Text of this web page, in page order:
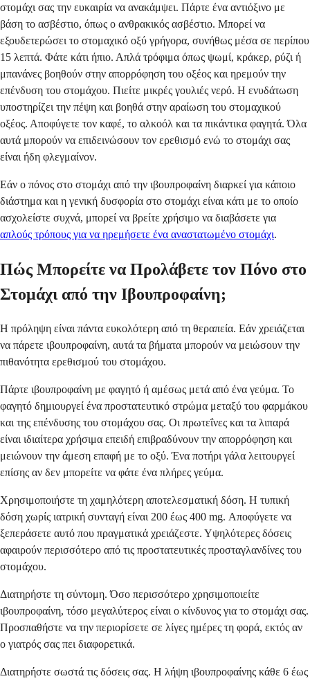
στομάχι σας την ευκαιρία να ανακάμψει. Πάρτε ένα αντιόξινο με
βάση το ασβέστιο, όπως ο ανθρακικός ασβέστιο. Μπορεί να
εξουδετερώσει το στομαχικό οξύ γρήγορα, συνήθως μέσα σε περίπου
15 λεπτά. Φάτε κάτι ήπιο. Απλά τρόφιμα όπως ψωμί, κράκερ, ρύζι ή
μπανάνες βοηθούν στην απορρόφηση του οξέος και ηρεμούν την
επένδυση του στομάχου. Πιείτε μικρές γουλιές νερό. Η ενυδάτωση
υποστηρίζει την πέψη και βοηθά στην αραίωση του στομαχικού
οξέος. Αποφύγετε τον καφέ, το αλκοόλ και τα πικάντικα φαγητά. Όλα
αυτά μπορούν να επιδεινώσουν τον ερεθισμό ενώ το στομάχι σας
είναι ήδη φλεγμαίνον.
Εάν ο πόνος στο στομάχι από την ιβουπροφαίνη διαρκεί για κάποιο
διάστημα και η γενική δυσφορία στο στομάχι είναι κάτι με το οποίο
ασχολείστε συχνά, μπορεί να βρείτε χρήσιμο να διαβάσετε για
απλούς τρόπους για να ηρεμήσετε ένα αναστατωμένο στομάχι.
Πώς Μπορείτε να Προλάβετε τον Πόνο στο
Στομάχι από την Ιβουπροφαίνη;
Η πρόληψη είναι πάντα ευκολότερη από τη θεραπεία. Εάν χρειάζεται
να πάρετε ιβουπροφαίνη, αυτά τα βήματα μπορούν να μειώσουν την
πιθανότητα ερεθισμού του στομάχου.
Πάρτε ιβουπροφαίνη με φαγητό ή αμέσως μετά από ένα γεύμα. Το
φαγητό δημιουργεί ένα προστατευτικό στρώμα μεταξύ του φαρμάκου
και της επένδυσης του στομάχου σας. Οι πρωτεΐνες και τα λιπαρά
είναι ιδιαίτερα χρήσιμα επειδή επιβραδύνουν την απορρόφηση και
μειώνουν την άμεση επαφή με το οξύ. Ένα ποτήρι γάλα λειτουργεί
επίσης αν δεν μπορείτε να φάτε ένα πλήρες γεύμα.
Χρησιμοποιήστε τη χαμηλότερη αποτελεσματική δόση. Η τυπική
δόση χωρίς ιατρική συνταγή είναι 200 έως 400 mg. Αποφύγετε να
ξεπεράσετε αυτό που πραγματικά χρειάζεστε. Υψηλότερες δόσεις
αφαιρούν περισσότερο από τις προστατευτικές προσταγλανδίνες του
στομάχου.
Διατηρήστε τη σύντομη. Όσο περισσότερο χρησιμοποιείτε
ιβουπροφαίνη, τόσο μεγαλύτερος είναι ο κίνδυνος για το στομάχι σας.
Προσπαθήστε να την περιορίσετε σε λίγες ημέρες τη φορά, εκτός αν
ο γιατρός σας πει διαφορετικά.
Διατηρήστε σωστά τις δόσεις σας. Η λήψη ιβουπροφαίνης κάθε 6 έως